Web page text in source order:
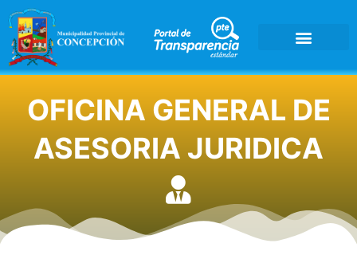
OFICINA GENERAL DE
ASESORIA JURIDICA